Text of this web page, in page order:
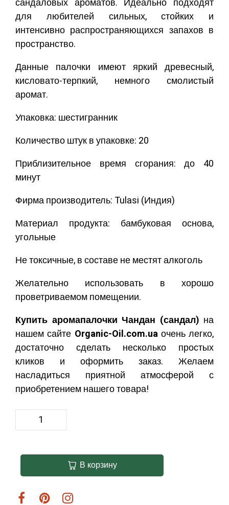
для любителей сильных, стойких и
интенсивно распространяющихся запахов в
пространство.
Данные палочки имеют яркий древесный,
кисловато-терпкий, немного смолистый
аромат.
Упаковка: шестигранник
Количество штук в упаковке: 20
Приблизительное время сгорания: до 40
минут
Фирма производитель: Tulasi (Индия)
Материал продукта: бамбуковая основа,
угольные
Не токсичные, в составе не местят алкоголь
Желательно использовать в хорошо
проветриваемом помещении.
Купить аромапалочки Чандан (сандал) на
нашем сайте Organic-Oil.com.uaочень легко,
достаточно сделать несколько простых
кликов и оформить заказ. Желаем
насладиться приятной атмосферой с
приобретением нашего товара!
В корзину